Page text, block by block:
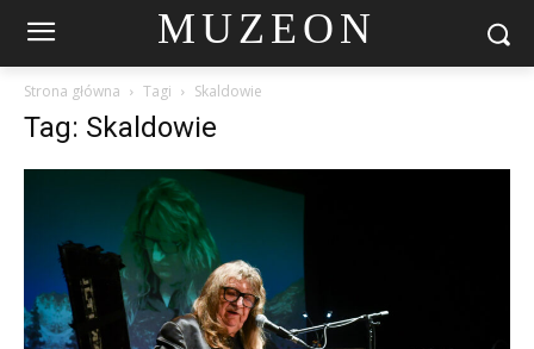
MUZEON
Strona główna Tagi Skaldowie
Tag: Skaldowie